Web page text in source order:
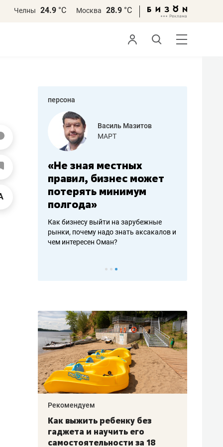
Челны 24.9 °С Москва 28.9 °С
персона
работа
Василь Мазитов
МАРТ
«Не зная местных
правил, бизнес может
потерять минимум
полгода»
Как бизнесу выйти на зарубежные
рынки, почему надо знать аксакалов и
чем интересен Оман?
–
Рекомендуем
Как выжить ребенку без
гаджета и научить его
самостоятельности за 18